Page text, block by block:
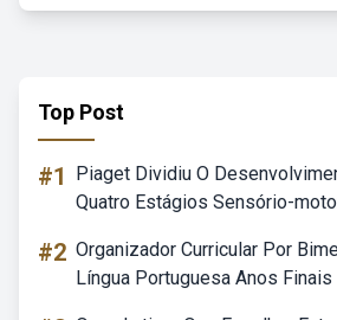
Top Post
#1
Piaget Dividiu O
Quatro Estágios Sensório-
#2 Organizador Curricular Por
Língua Portuguesa Anos Finais